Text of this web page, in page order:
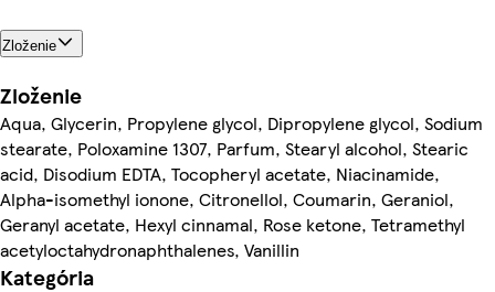
Zloženie
Zloženie
Aqua, Glycerin, Propylene glycol, Dipropylene glycol, Sodium
stearate, Poloxamine 1307, Parfum, Stearyl alcohol, Stearic
acid, Disodium EDTA, Tocopheryl acetate, Niacinamide,
Alpha-isomethyl ionone, Citronellol, Coumarin, Geraniol,
Geranyl acetate, Hexyl cinnamal, Rose ketone, Tetramethyl
acetyloctahydronaphthalenes, Vanillin
Kategória